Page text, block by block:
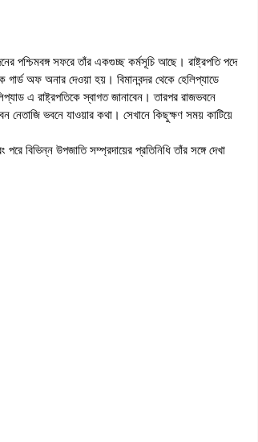
পশ্চিমবঙ্গ সফরে তাঁর একগুচ্ছ কর্মসূচি আছে। রাষ্ট্রপতি পদে
অফ অনার দেওয়া হয়। বিমানবন্দর থেকে হেলিপ্যাডে
এ রাষ্ট্রপতিকে স্বাগত জানাবেন। তারপর রাজভবনে
নেতাজি ভবনে যাওয়ার কথা। সেখানে কিছুক্ষণ সময় কাটিয়ে